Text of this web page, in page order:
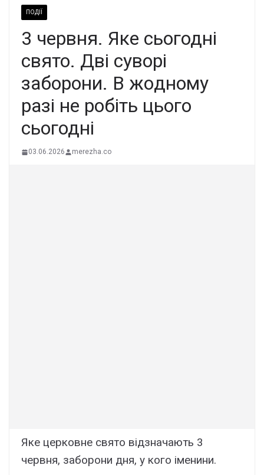
ПОДІЇ
3 чеpвня. Яке cьогодні
cвято. Дві cуворі
забоpони. В жoдному
рaзі не робiть цього
cьогодні
03.06.2026 merezha.co
Яке церковне свято відзначають 3
червня, заборони дня, у кого іменини.